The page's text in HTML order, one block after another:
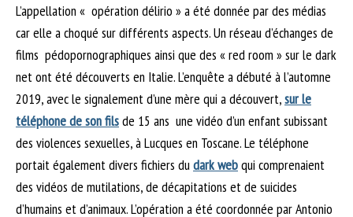
L’appellation « opération délirio » a été donnée par des médias
car elle a choqué sur différents aspects. Un réseau d’échanges de
films pédopornographiques ainsi que des « red room » sur le dark
net ont été découverts en Italie. L’enquête a débuté à l’automne
2019, avec le signalement d’une mère qui a découvert,sur le
téléphone de son filsde 15 ans une vidéo d’un enfant subissant
des violences sexuelles, à Lucques en Toscane. Le téléphone
portait également divers fichiers dudark webqui comprenaient
des vidéos de mutilations, de décapitations et de suicides
d’humains et d’animaux. L’opération a été coordonnée par Antonio